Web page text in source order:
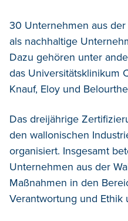
30 Unternehmen aus
als nachhaltige
Dazu gehören unter
das Universitätsklinikum
Knauf, Eloy und
Das dreijährige
den wallonischen
organisiert. Insgesamt
Unternehmen aus der
Maßnahmen in den
Verantwortung und Ethik